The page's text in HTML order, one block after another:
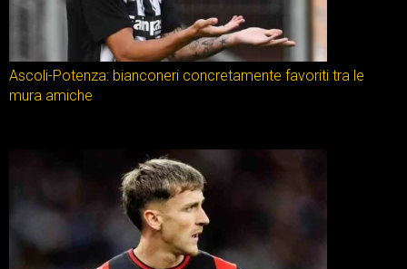
Ascoli-Potenza: bianconeri concretamente favoriti tra le
mura amiche